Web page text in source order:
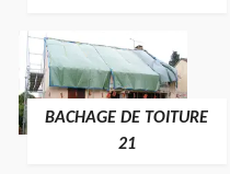
BACHAGE DE TOITURE
21